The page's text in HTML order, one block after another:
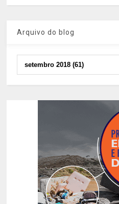
Arquivo do blog